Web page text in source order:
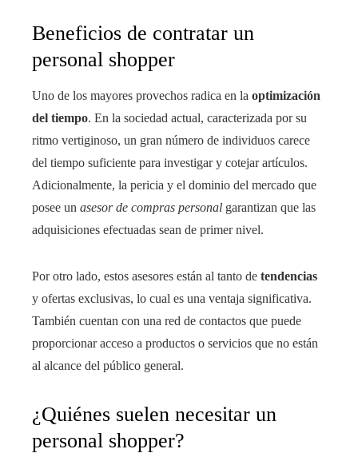
Beneficios de contratar un
personal shopper
Uno de los mayores provechos radica en la optimización
del tiempo. En la sociedad actual, caracterizada por su
ritmo vertiginoso, un gran número de individuos carece
del tiempo suficiente para investigar y cotejar artículos.
Adicionalmente, la pericia y el dominio del mercado que
posee un asesor de compras personal garantizan que las
adquisiciones efectuadas sean de primer nivel.
Por otro lado, estos asesores están al tanto de tendencias
y ofertas exclusivas, lo cual es una ventaja significativa.
También cuentan con una red de contactos que puede
proporcionar acceso a productos o servicios que no están
al alcance del público general.
¿Quiénes suelen necesitar un
personal shopper?